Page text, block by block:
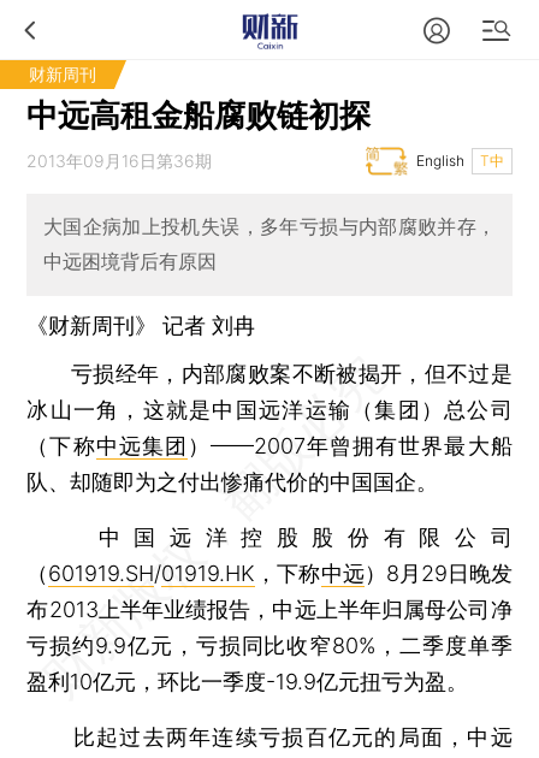
财新周刊
中远高租金船腐败链初探
2013年09月16日第36期 T中
English
大国企病加上投机失误，多年亏损与内部腐败并存，
中远困境背后有原因
《财新周刊》 记者刘冉
亏损经年，内部腐败案不断被揭开，但不过是
冰山一角，这就是中国远洋运输（集团）总公司
（下称中远集团 ）——2007年曾拥有世界最大船
队、却随即为之付出惨痛代价的中国国企。
中国远洋控股股份有限公司
（601919.SH/01919.HK ，下称中远）8月29日晚发
布2013上半年业绩报告，中远上半年归属母公司净
亏损约9.9亿元，亏损同比收窄80%，二季度单季
盈利10亿元，环比一季度-19.9亿元扭亏为盈。
比起过去两年连续亏损百亿元的局面，中远